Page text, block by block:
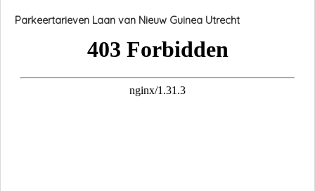
Parkeertarieven Laan van Nieuw Guinea Utrecht